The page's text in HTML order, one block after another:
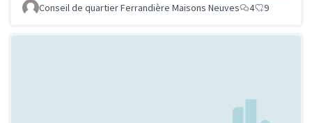
Conseil de quartier Ferrandière Maisons Neuves
4 9